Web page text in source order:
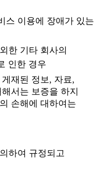
스 이용에 장애가 있는
한 기타 회사의
인한 경우
재된 정보, 자료,
서는 보증을 하지
손해에 대하여는
하여 규정되고